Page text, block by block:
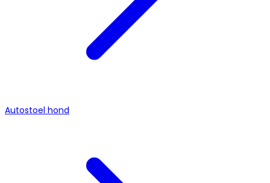
Autostoel hond